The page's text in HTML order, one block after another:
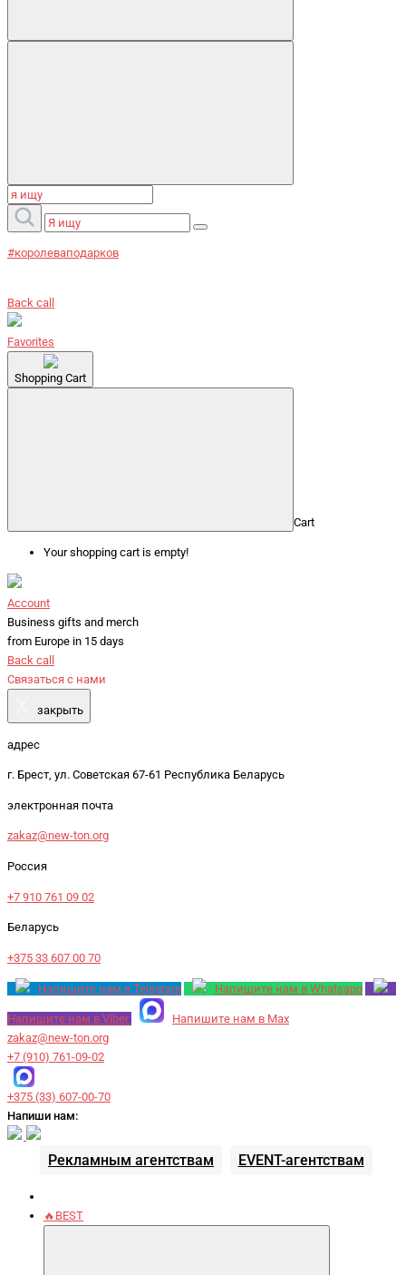
#королеваподарков
Back call
Favorites
Shopping Cart
Cart
Your shopping cart is empty!
Account
Business gifts and merch
from Europe in 15 days
Back call
Связаться с нами
закрыть
адрес
г. Брест, ул. Советская 67-61 Республика Беларусь
электронная почта
zakaz@new-ton.org
Россия
+7 910 761 09 02
Беларусь
+375 33 607 00 70
Напишите нам в Telegram Напишите нам в Whatsapp
Напишите нам в Viber
Напишите нам в Max
zakaz@new-ton.org
+7 (910) 761-09-02
+375 (33) 607-00-70
Напиши нам:
Рекламным агентствам EVENT-агентствам
🔥BEST